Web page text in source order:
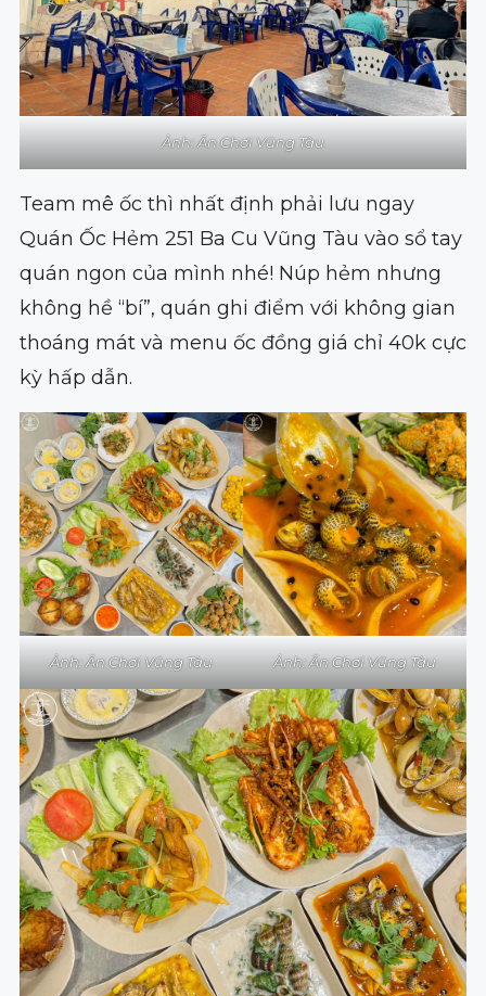
Ảnh: Ăn Chơi Vũng Tàu
Team mê ốc thì nhất định phải lưu ngay
Quán Ốc Hẻm 251 Ba Cu Vũng Tàu vào sổ tay
quán ngon của mình nhé! Núp hẻm nhưng
không hề “bí”, quán ghi điểm với không gian
thoáng mát và menu ốc đồng giá chỉ 40k cực
kỳ hấp dẫn.
Ảnh: Ăn Chơi Vũng Tàu Ảnh: Ăn Chơi Vũng Tàu